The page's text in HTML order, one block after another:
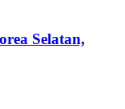
Selatan,